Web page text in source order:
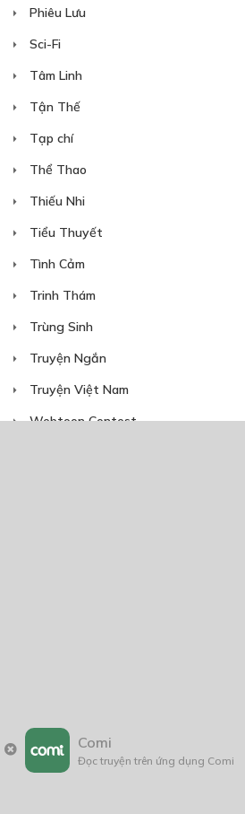
Phiêu Lưu
Sci-Fi
Tâm Linh
Tận Thế
Tạp chí
Thể Thao
Thiếu Nhi
Tiểu Thuyết
Tình Cảm
Trinh Thám
Trùng Sinh
Truyện Ngắn
Truyện Việt Nam
Webtoon Contest
Comi
Đọc truyện trên ứng dụng Comi